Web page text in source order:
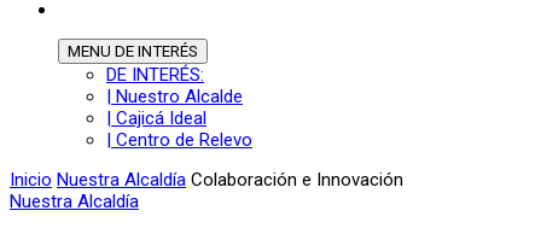
MENU DE INTERÉS
DE INTERÉS:
| Nuestro Alcalde
| Cajicá Ideal
| Centro de Relevo
Inicio Nuestra Alcaldía Colaboración e Innovación
Nuestra Alcaldía